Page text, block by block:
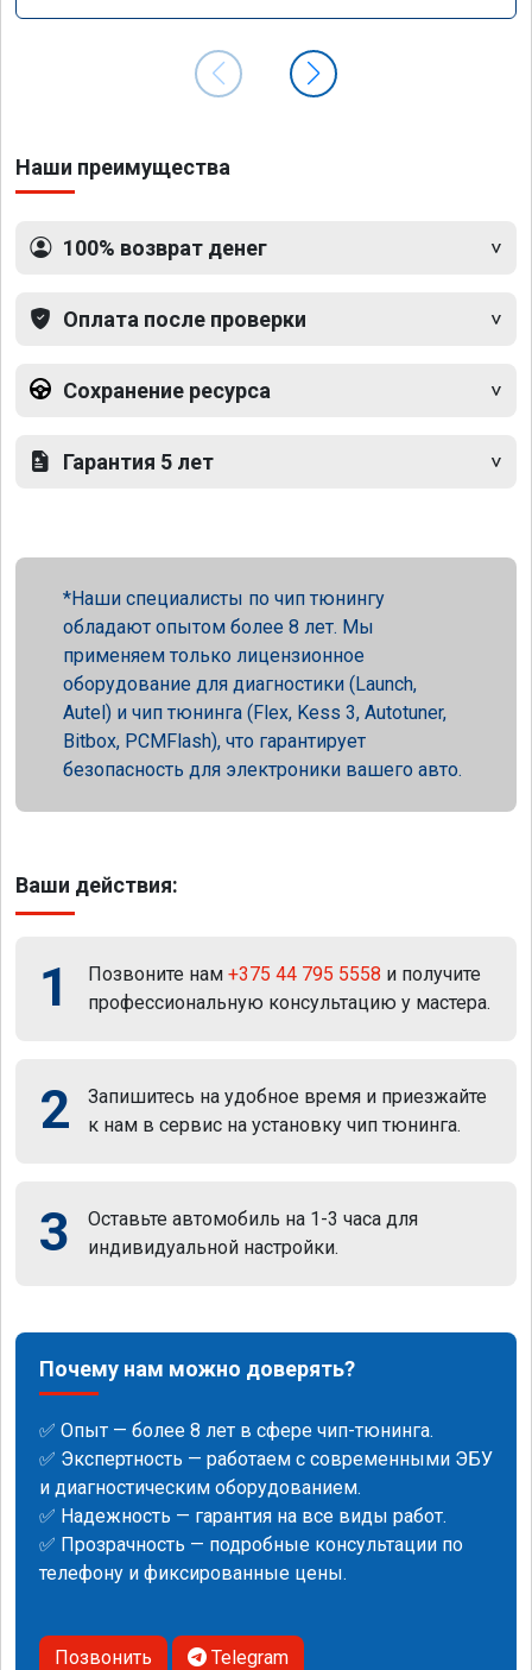
Наши преимущества
100% возврат денег
Оплата после проверки
Сохранение ресурса
Гарантия 5 лет
Наши специалисты по чип тюнингу
обладают опытом более 8 лет. Мы
применяем только лицензионное
оборудование для диагностики (Launch,
Autel) и чип тюнинга (Flex, Kess 3, Autotuner,
Bitbox, PCMFlash), что гарантирует
безопасность для электроники вашего авто.
Ваши действия:
1 Позвоните нам +375 44 795 5558 и получите
профессиональную консультацию у мастера.
2
Запишитесь на удобное время и приезжайте
к нам в сервис на установку чип тюнинга.
3
Оставьте автомобиль на 1-3 часа для
индивидуальной настройки.
Почему нам можно доверять?
✅ Опыт — более 8 лет в сфере чип-тюнинга.
✅ Экспертность — работаем с современными ЭБУ
и диагностическим оборудованием.
✅ Надежность — гарантия на все виды работ.
✅ Прозрачность — подробные консультации по
телефону и фиксированные цены.
Позвонить Telegram